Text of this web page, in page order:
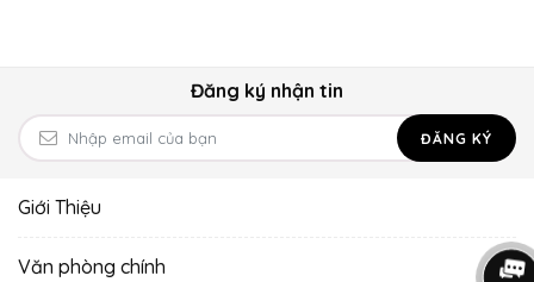
Đăng ký nhận tin
ĐĂNG KÝ
Giới Thiệu
Văn phòng chính